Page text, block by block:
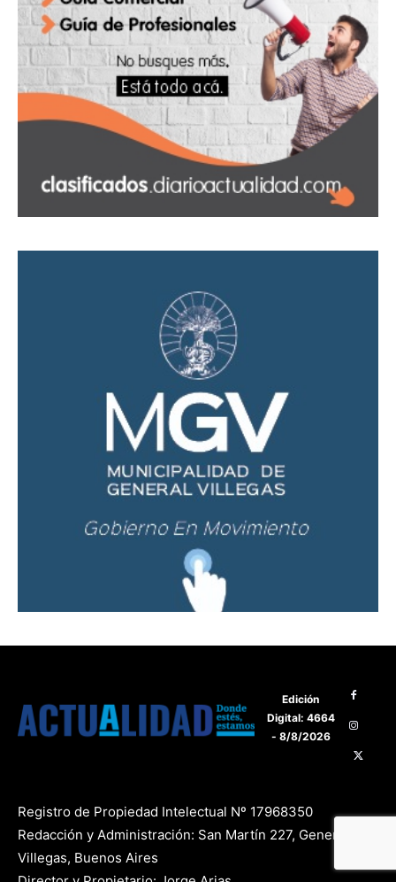
Edición
Digital: 4664
- 8/8/2026
Registro de Propiedad Intelectual Nº 17968350
Redacción y Administración: San Martín 227, General
Villegas, Buenos Aires